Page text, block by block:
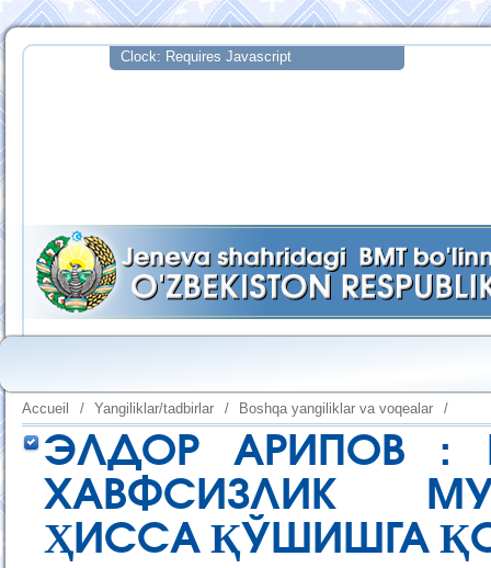
Accueil / Yangiliklar/tadbirlar / Boshqa yangiliklar va voqealar /
ЭЛДОР АРИПОВ :
ХАВФСИЗЛИК
ҲИССА ҚЎШИШГА